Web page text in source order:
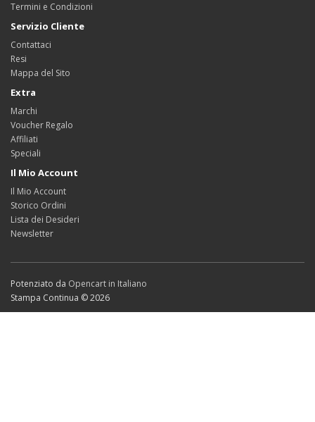
Termini e Condizioni
Servizio Cliente
Contattaci
Resi
Mappa del Sito
Extra
Marchi
Voucher Regalo
Affiliati
Speciali
Il Mio Account
Il Mio Account
Storico Ordini
Lista dei Desideri
Newsletter
Potenziato da Opencart in Italiano
Stampa Continua © 2026